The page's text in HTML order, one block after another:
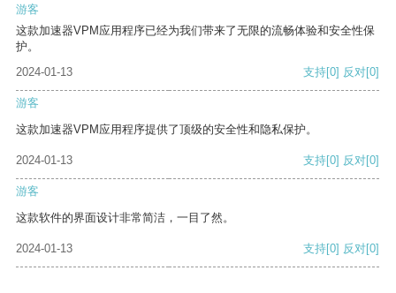
游客
这款加速器VPM应用程序已经为我们带来了无限的流畅体验和安全性保
护。
2024-01-13
支持[0] 反对[0]
游客
这款加速器VPM应用程序提供了顶级的安全性和隐私保护。
2024-01-13 支持[0] 反对[0]
游客
这款软件的界面设计非常简洁，一目了然。
2024-01-13 支持[0] 反对[0]